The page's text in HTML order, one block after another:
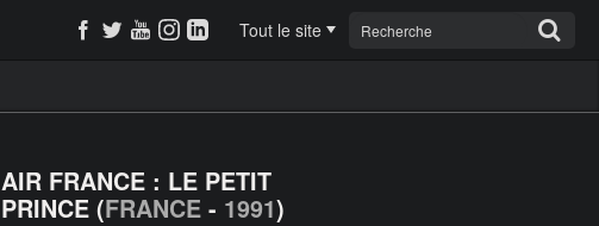
Tout le site
AIR FRANCE : LE PETIT
PRINCE (FRANCE - 1991)